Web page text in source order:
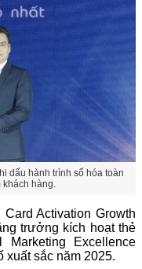
dấu hành trình số hóa toàn
khách hàng.
Activation Growth
trưởng kích hoạt thẻ
Marketing Excellence
xuất sắc năm 2025.